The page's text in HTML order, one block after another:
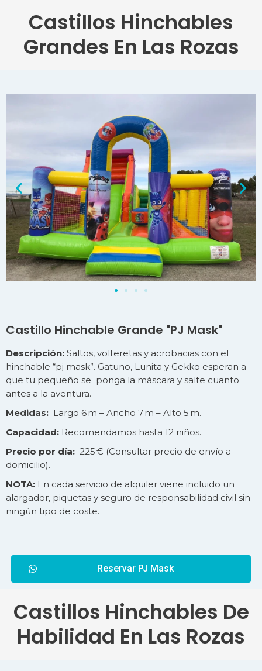
Castillos Hinchables
Grandes En Las Rozas
Castillo Hinchable Grande "PJ Mask"
Descripción: Saltos, volteretas y acrobacias con el
hinchable “pj mask”. Gatuno, Lunita y Gekko esperan a
que tu pequeño se ponga la máscara y salte cuanto
antes a la aventura.
Medidas: Largo 6 m – Ancho 7 m – Alto 5 m.
Capacidad: Recomendamos hasta 12 niños.
Precio por día: 225 € (Consultar precio de envío a
domicilio).
NOTA: En cada servicio de alquiler viene incluido un
alargador, piquetas y seguro de responsabilidad civil sin
ningún tipo de coste.
Reservar PJ Mask
Castillos Hinchables De
Habilidad En Las Rozas